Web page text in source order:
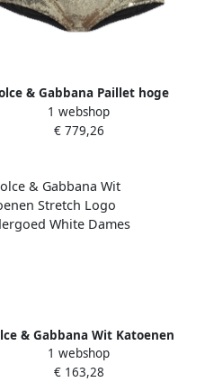
& Gabbana Paillet hoge
taille slip Yellow Dames
1 webshop
€ 779,26
& Gabbana Wit Katoenen
Logo Ondergoed White
Dames
1 webshop
€ 163,28